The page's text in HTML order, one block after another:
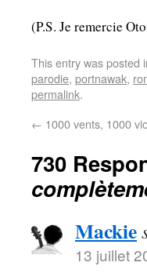
(P.S. Je remercie
This entry was posted
parodie, portnawak,
permalink.
← 1000 vents, 1000
730
Mackie
13 juillet